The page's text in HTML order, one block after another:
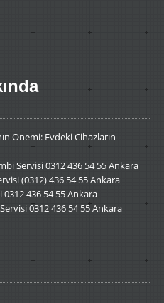
Önemi: Evdeki Cihazların
Servisi 0312 436 54 55 Ankara
(0312) 436 54 55 Ankara
436 54 55 Ankara
0312 436 54 55 Ankara